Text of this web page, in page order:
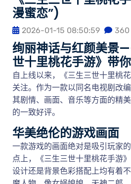
漫蜜恋”)
2026-01-15 08:50:59 360
绚丽神话与红颜美景
世十里桃花手游》带
自上线以来，《三生三世十里桃
关注。作为一款以同名电视剧改
其剧情、画面、音乐等方面的精
的一致好评。
华美绝伦的游戏画面
一款游戏的画面绝对是吸引玩家
点上，《三生三世十里桃花手游
设计还是背景色彩搭配上均有着